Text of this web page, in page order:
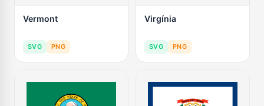
Vermont
SVG PNG
Virgínia
SVG PNG